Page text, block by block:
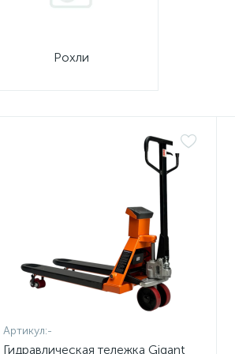
Рохли
Артикул:-
Гидравлическая тележка Gigant